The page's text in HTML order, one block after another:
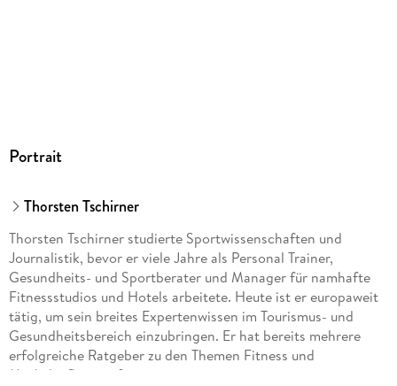
Portrait
Thorsten Tschirner
Thorsten Tschirner studierte Sportwissenschaften und
Journalistik, bevor er viele Jahre als Personal Trainer,
Gesundheits- und Sportberater und Manager für namhafte
Fitnessstudios und Hotels arbeitete. Heute ist er europaweit
tätig, um sein breites Expertenwissen im Tourismus- und
Gesundheitsbereich einzubringen. Er hat bereits mehrere
erfolgreiche Ratgeber zu den Themen Fitness und
Muskelaufbau verfasst.